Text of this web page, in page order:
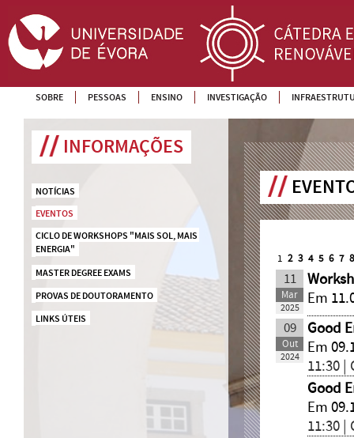
SOBRE PESSOAS ENSINO INVESTIGAÇÃO
INFORMAÇÕES
NOTÍCIAS
EVENTOS
CICLO DE WORKSHOPS "MAIS SOL, MAIS
ENERGIA"
MASTER DEGREE EXAMS
PROVAS DE DOUTORAMENTO
LINKS ÚTEIS
1 2 3 4 5 6 7 8
11
Mar
2025
Em
09
Out
2024
Good
Em
11:30 |
Good
Em
11:30 |